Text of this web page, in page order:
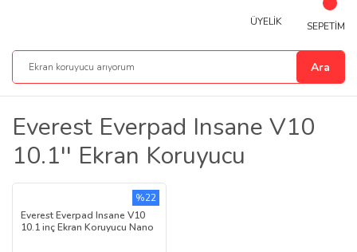
Ara
ÜYELİK SEPETİM
Everest Everpad Insane V10
10.1'' Ekran Koruyucu
Everest Everpad Insane V10
10.1 inç Ekran Koruyucu Nano
%22